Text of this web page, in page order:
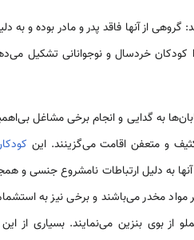
از آنها فاقد پدر و مادر بوده و به
کودکان خردسال و نوجوانانی تشکیل
به گدایی و انجام برخی مشاغل
و متعفن اقامت می‌گزینند. این
آنها به دلیل ارتباطات نامشروع جنسی و
مخدر می‌باشند و برخی نیز به
از بوی بنزین می‌نمایند. بسیاری از این